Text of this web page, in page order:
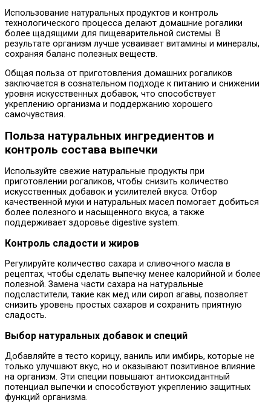
Использование натуральных продуктов и контроль
технологического процесса делают домашние рогалики
более щадящими для пищеварительной системы. В
результате организм лучше усваивает витамины и минералы,
сохраняя баланс полезных веществ.
Общая польза от приготовления домашних рогаликов
заключается в сознательном подходе к питанию и снижении
уровня искусственных добавок, что способствует
укреплению организма и поддержанию хорошего
самочувствия.
Польза натуральных ингредиентов и
контроль состава выпечки
Используйте свежие натуральные продукты при
приготовлении рогаликов, чтобы снизить количество
искусственных добавок и усилителей вкуса. Отбор
качественной муки и натуральных масел помогает добиться
более полезного и насыщенного вкуса, а также
поддерживает здоровье digestive system.
Контроль сладости и жиров
Регулируйте количество сахара и сливочного масла в
рецептах, чтобы сделать выпечку менее калорийной и более
полезной. Замена части сахара на натуральные
подсластители, такие как мед или сироп агавы, позволяет
снизить уровень простых сахаров и сохранить приятную
сладость.
Выбор натуральных добавок и специй
Добавляйте в тесто корицу, ваниль или имбирь, которые не
только улучшают вкус, но и оказывают позитивное влияние
на организм. Эти специи повышают антиоксидантный
потенциал выпечки и способствуют укреплению защитных
функций организма.